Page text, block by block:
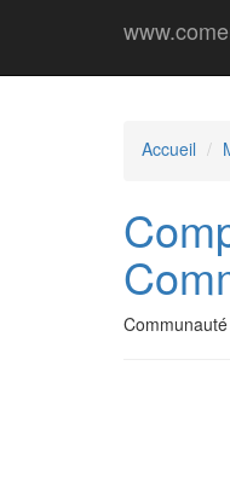
Accueil